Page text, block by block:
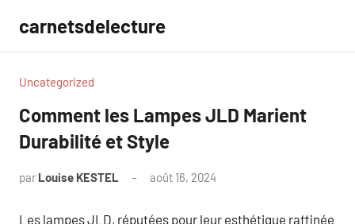
contenu
carnetsdelecture
Uncategorized
Comment les Lampes JLD Marient
Durabilité et Style
par Louise KESTEL août 16, 2024
Les lampes JLD, réputées pour leur esthétique raffinée